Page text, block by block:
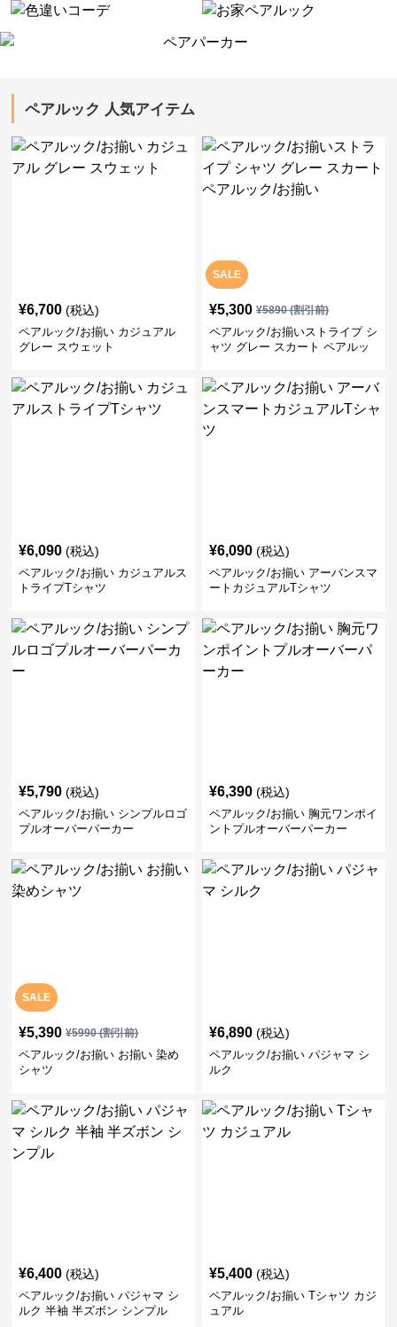
ペアルック 人気アイテム
¥6,700 (税込)
ペアルック/お揃い カジュアル
グレー スウェット
SALE
¥5,300 ¥5890(割引前)
ペアルック/お揃いストライプ シ
ャツ グレー スカート ペアルッ
¥6,090 (税込)
ペアルック/お揃い カジュアルス
トライプTシャツ
¥6,090 (税込)
ペアルック/お揃い アーバンスマ
ートカジュアルTシャツ
¥5,790 (税込)
ペアルック/お揃い シンプルロゴ
プルオーバーパーカー
¥6,390 (税込)
ペアルック/お揃い 胸元ワンポイ
ントプルオーバーパーカー
SALE
¥5,390 ¥5990(割引前)
ペアルック/お揃い お揃い 染め
シャツ
¥6,890 (税込)
ペアルック/お揃い パジャマ シ
ルク
¥6,400 (税込)
ペアルック/お揃い パジャマ シ
ルク 半袖 半ズボン シンプル
¥5,400 (税込)
ペアルック/お揃い Tシャツ カジ
ュアル